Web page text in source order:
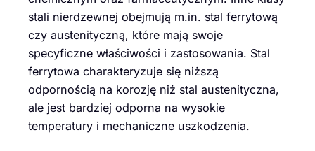
stali nierdzewnej obejmują m.in. stal ferrytową
czy austenityczną, które mają swoje
specyficzne właściwości i zastosowania. Stal
ferrytowa charakteryzuje się niższą
odpornością na korozję niż stal austenityczna,
ale jest bardziej odporna na wysokie
temperatury i mechaniczne uszkodzenia.